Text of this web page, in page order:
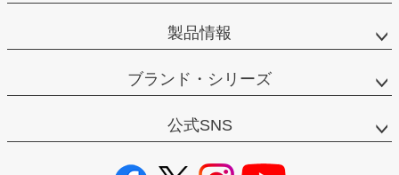
製品情報
ブランド・シリーズ
公式SNS